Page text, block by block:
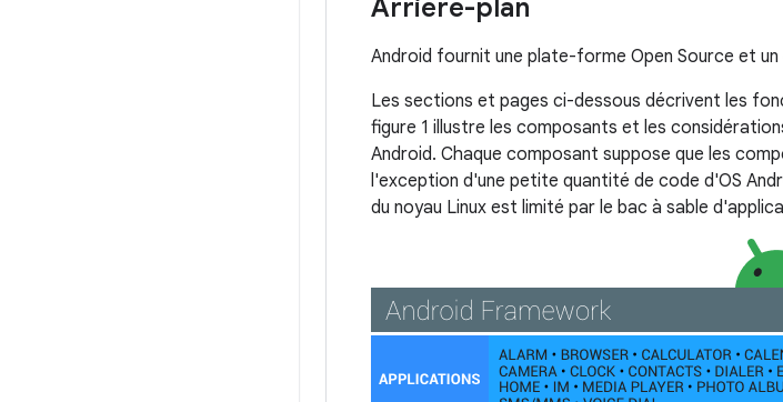
Arrière-plan
Android fournit une plate-forme Open Source et
Les sections et pages ci-dessous décrivent les
figure 1 illustre les composants et les
Android. Chaque composant suppose que les
l'exception d'une petite quantité de code d'OS
du noyau Linux est limité par le bac à sable